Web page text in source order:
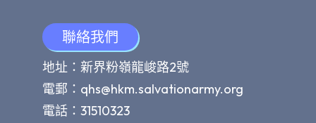
聯絡我們
地址：新界粉嶺龍峻路2號
電郵： qhs@hkm.salvationarmy.org
電話：31510323